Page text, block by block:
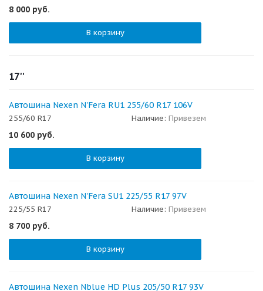
8 000 руб.
В корзину
17''
Автошина Nexen N'Fera RU1 255/60 R17 106V
255/60 R17 Наличие: Привезем
10 600 руб.
В корзину
Автошина Nexen N'Fera SU1 225/55 R17 97V
225/55 R17 Наличие: Привезем
8 700 руб.
В корзину
Автошина Nexen Nblue HD Plus 205/50 R17 93V